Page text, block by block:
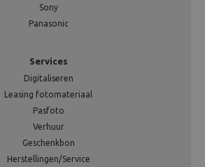
Sony
Panasonic
Services
Digitaliseren
Leasing fotomateriaal
Pasfoto
Verhuur
Geschenkbon
Herstellingen/Service